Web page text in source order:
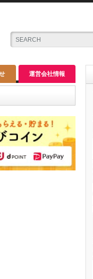
運営会社情報